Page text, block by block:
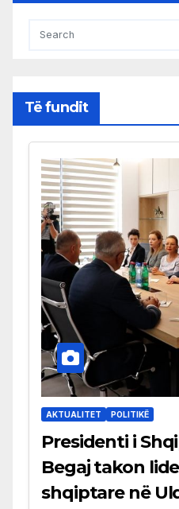
Të fundit
AKTUALITET POLITIKË
Presidenti i
Begaj takon
shqiptare në